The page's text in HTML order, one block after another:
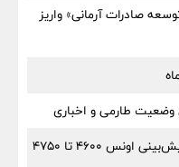
توسعه صادرات آرمانی» واریز
طارمی و اخباری
قیمت طلا دوباره منفجر می‌شود؟ | پیش‌بینی اونس ۴۶۰۰ تا ۴۷۵۰